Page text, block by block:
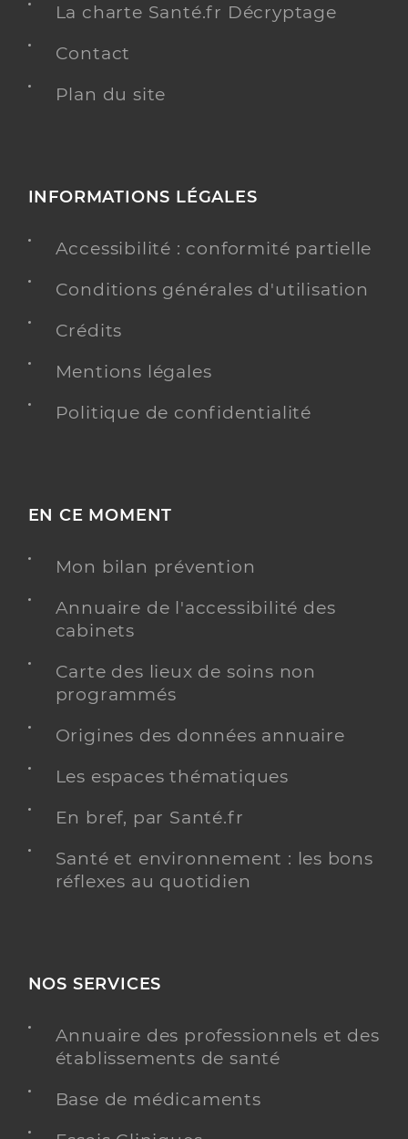
La charte Santé.fr Décryptage
Contact
Plan du site
INFORMATIONS LÉGALES
Accessibilité : conformité partielle
Conditions générales d'utilisation
Crédits
Mentions légales
Politique de confidentialité
EN CE MOMENT
Mon bilan prévention
Annuaire de l'accessibilité des
cabinets
Carte des lieux de soins non
programmés
Origines des données annuaire
Les espaces thématiques
En bref, par Santé.fr
Santé et environnement : les bons
réflexes au quotidien
NOS SERVICES
Annuaire des professionnels et des
établissements de santé
Base de médicaments